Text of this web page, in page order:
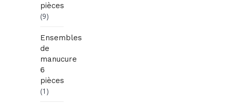
pièces
(9)
Ensembles
de
manucure
6
pièces
(1)